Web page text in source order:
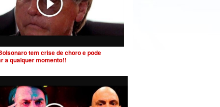
tem crise de choro e pode
a qualquer momento!!